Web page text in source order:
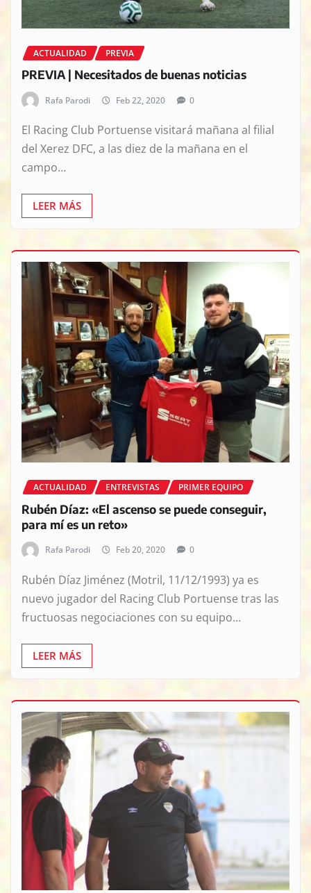
ACTUALIDAD PREVIA
PREVIA | Necesitados de buenas noticias
Rafa Parodi Feb 22, 2020 0
El Racing Club Portuense visitará mañana al filial
del Xerez DFC, a las diez de la mañana en el
campo…
LEER MÁS
ACTUALIDAD ENTREVISTAS PRIMER EQUIPO
Rubén Díaz: «El ascenso se puede conseguir,
para mí es un reto»
Rafa Parodi Feb 20, 2020 0
Rubén Díaz Jiménez (Motril, 11/12/1993) ya es
nuevo jugador del Racing Club Portuense tras las
fructuosas negociaciones con su equipo…
LEER MÁS